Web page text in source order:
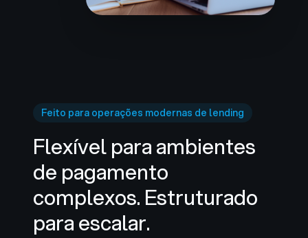
Feito para operações modernas de lending
Flexível para ambientes
de pagamento
complexos. Estruturado
para escalar.